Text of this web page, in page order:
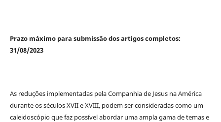
Prazo máximo para submissão dos artigos completos:
31/08/2023
As reduções implementadas pela Companhia de Jesus na América
durante os séculos XVII e XVIII, podem ser consideradas como um
caleidoscópio que faz possível abordar uma ampla gama de temas e